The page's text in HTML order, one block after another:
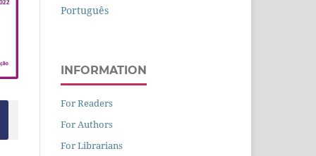
Português
INFORMATION
For Readers
For Authors
For Librarians